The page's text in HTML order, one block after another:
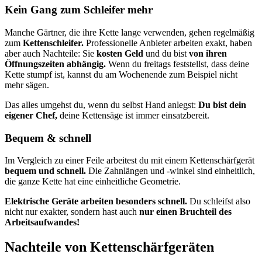
Kein Gang zum Schleifer mehr
Manche Gärtner, die ihre Kette lange verwenden, gehen regelmäßig
zum Kettenschleifer. Professionelle Anbieter arbeiten exakt, haben
aber auch Nachteile: Sie kosten Geld und du bist von ihren
Öffnungszeiten abhängig. Wenn du freitags feststellst, dass deine
Kette stumpf ist, kannst du am Wochenende zum Beispiel nicht
mehr sägen.
Das alles umgehst du, wenn du selbst Hand anlegst: Du bist dein
eigener Chef, deine Kettensäge ist immer einsatzbereit.
Bequem & schnell
Im Vergleich zu einer Feile arbeitest du mit einem Kettenschärfgerät
bequem und schnell. Die Zahnlängen und -winkel sind einheitlich,
die ganze Kette hat eine einheitliche Geometrie.
Elektrische Geräte arbeiten besonders schnell. Du schleifst also
nicht nur exakter, sondern hast auch nur einen Bruchteil des
Arbeitsaufwandes!
Nachteile von Kettenschärfgeräten